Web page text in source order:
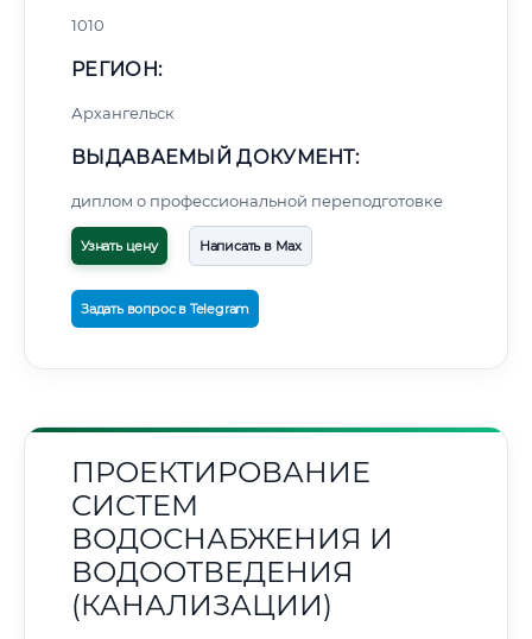
1010
РЕГИОН:
Архангельск
ВЫДАВАЕМЫЙ ДОКУМЕНТ:
диплом о профессиональной переподготовке
Узнать цену Написать в Max
Задать вопрос в Telegram
ПРОЕКТИРОВАНИЕ
СИСТЕМ
ВОДОСНАБЖЕНИЯ И
ВОДООТВЕДЕНИЯ
(КАНАЛИЗАЦИИ)